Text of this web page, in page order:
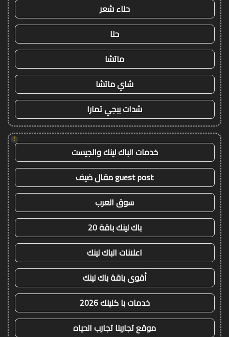
حناء شعر
حنا
ماتشا
شاي ماتشا
شدات ببجي تمارا
!
خدمات الباك لينك والجيست
guest post مقال ضيف
سوق العرب
باك لينك باقة 20
اعلانات الباك لينك
أقوى باقة باك لينك
خدمات با كلينك 2026
موقع تجاربنا تجارب الحياه